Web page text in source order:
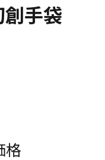
手袋
格